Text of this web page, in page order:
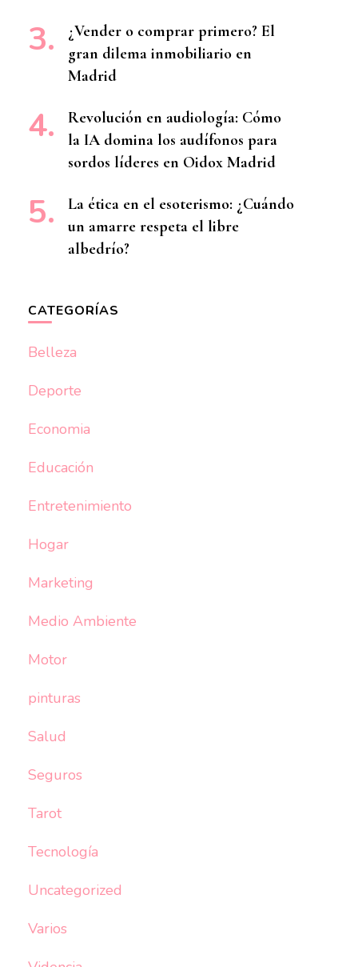
¿Vender o comprar primero? El
gran dilema inmobiliario en
Madrid
Revolución en audiología: Cómo
la IA domina los audífonos para
sordos líderes en Oidox Madrid
La ética en el esoterismo: ¿Cuándo
un amarre respeta el libre
albedrío?
CATEGORÍAS
Belleza
Deporte
Economia
Educación
Entretenimiento
Hogar
Marketing
Medio Ambiente
Motor
pinturas
Salud
Seguros
Tarot
Tecnología
Uncategorized
Varios